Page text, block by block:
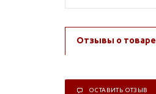
Отзывы о товаре
ОСТАВИТЬ ОТЗЫВ